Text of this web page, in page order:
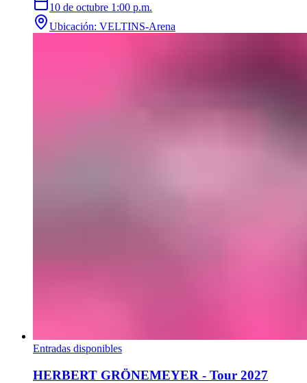
10 de octubre 1:00 p.m.
Ubicación: VELTINS-Arena
Entradas disponibles
HERBERT GRÖNEMEYER - Tour 2027